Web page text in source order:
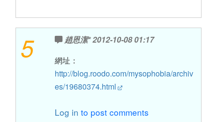
5 趙恩潔*2012-10-08 01:17
網址：
http://blog.roodo.com/mysophobia/archiv
es/19680374.html
Log in to post comments